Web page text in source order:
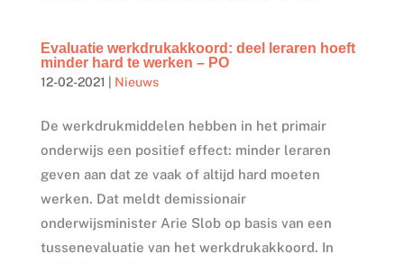
Evaluatie werkdrukakkoord: deel leraren hoeft
minder hard te werken – PO
12-02-2021 Nieuws
De werkdrukmiddelen hebben in het primair
onderwijs een positief effect: minder leraren
geven aan dat ze vaak of altijd hard moeten
werken. Dat meldt demissionair
onderwijsminister Arie Slob op basis van een
tussenevaluatie van het werkdrukakkoord. In